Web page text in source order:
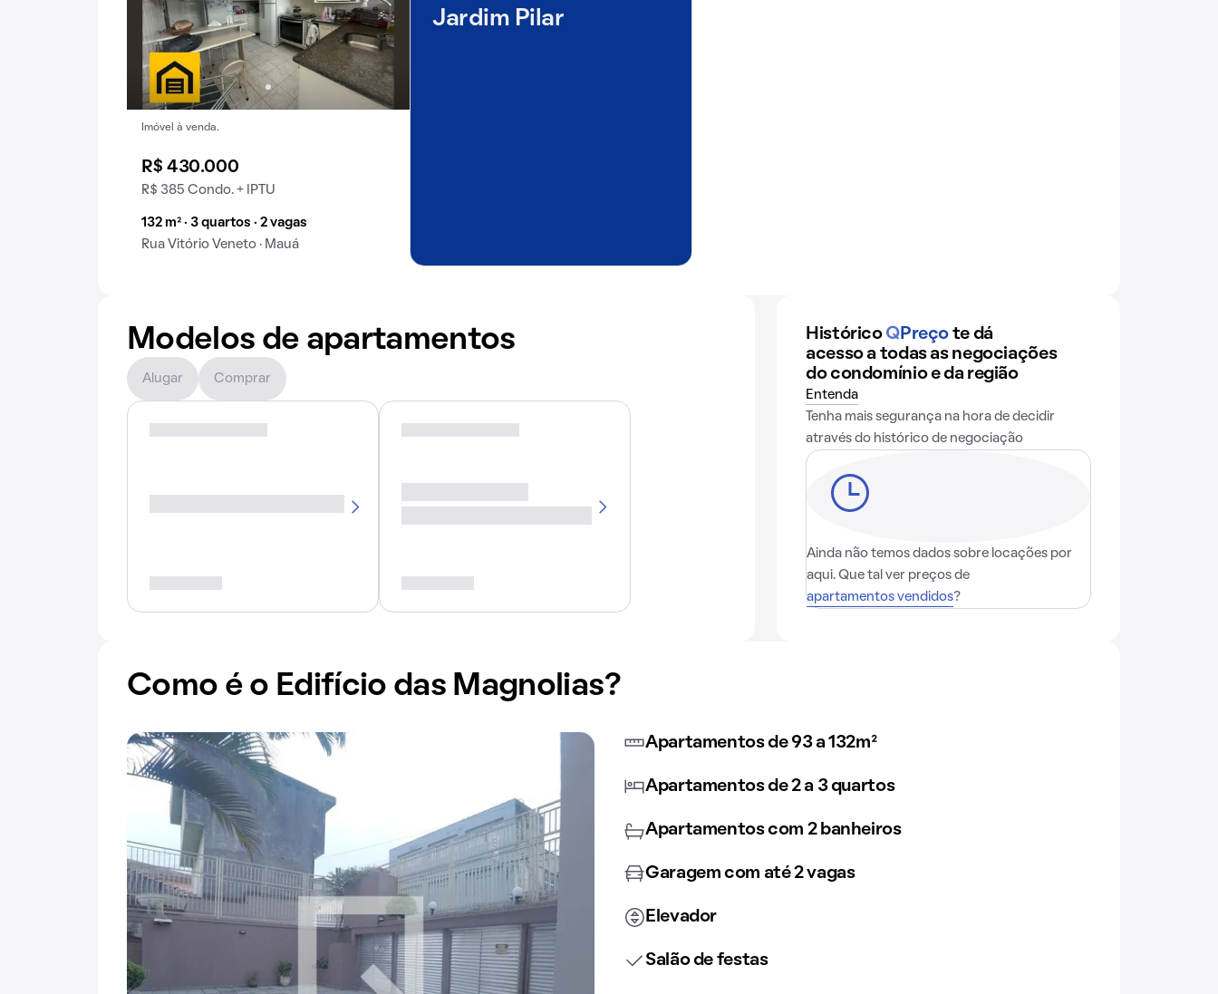
Imóvel à venda.
R$ 430.000
R$ 385 Condo. + IPTU
132 m² · 3 quartos · 2 vagas
Rua Vitório Veneto · Mauá
Jardim Pilar
Modelos de apartamentos
Alugar Comprar
Histórico QPreço te dá
acesso a todas as negociações
do condomínio e da região
Entenda
Tenha mais segurança na hora de decidir
através do histórico de negociação
Ainda não temos dados sobre locações por
aqui. Que tal ver preços de
apartamentos vendidos?
Como é o Edifício das Magnolias?
Apartamentos de 93 a 132m²
Apartamentos de 2 a 3 quartos
Apartamentos com 2 banheiros
Garagem com até 2 vagas
Elevador
Salão de festas